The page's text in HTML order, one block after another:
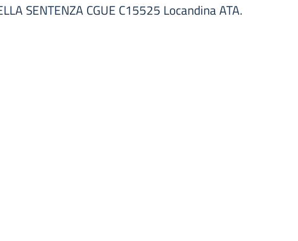
SENTENZA CGUE C15525 Locandina ATA.